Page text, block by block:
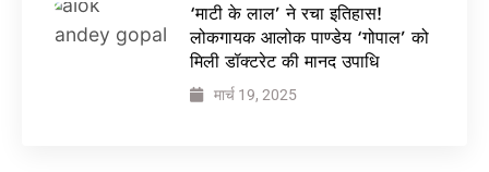
‘माटी के लाल’ ने रचा इतिहास!
लोकगायक आलोक पाण्डेय ‘गोपाल’ को
मिली डॉक्टरेट की मानद उपाधि
मार्च 19, 2025